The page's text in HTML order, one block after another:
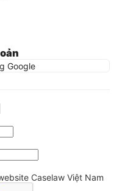
Google
Caselaw Việt Nam